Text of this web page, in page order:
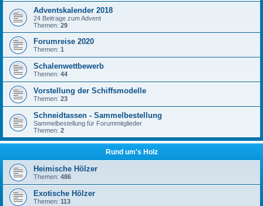
Adventskalender 2018
24 Beitrage zum Advent
Themen: 29
Forumreise 2020
Themen: 1
Schalenwettbewerb
Themen: 44
Vorstellung der Schiffsmodelle
Themen: 23
Schneidtassen - Sammelbestellung
Sammelbestellung für Forummitglieder
Themen: 2
Rund um's Holz
Heimische Hölzer
Themen: 486
Exotische Hölzer
Themen: 113